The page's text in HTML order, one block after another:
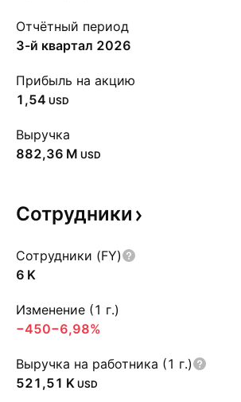
Отчётный период
3-й квартал 2026
Прибыль на акцию
1,54 USD
Выручка
‪882,36 M‬ USD
Сотрудники
Сотрудники (FY)
‪6 K‬
Изменение (1 г.)
−450−6,98%
Выручка на работника (1 г.)
‪521,51 K‬ USD